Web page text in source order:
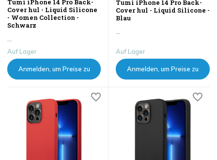
Tumi iPhone 14 Pro Back-
Cover hul - Liquid Silicone
- Women Collection -
Schwarz
...
Auf Lager
Anmelden, um Preise zu
Tumi iPhone 14 Pro Back-
Cover hul - Liquid Silicone -
Blau
Auf Lager
Anmelden, um Preise zu